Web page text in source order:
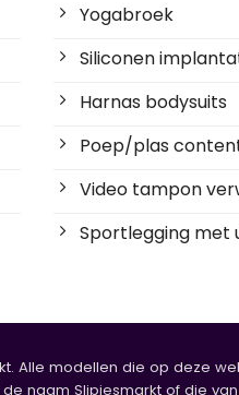
Yogabroek
Siliconen
Harnas bodysuits
Poep/plas
Video tampon
Sportlegging met
modellen die op deze
naam Slipjesmarkt of die